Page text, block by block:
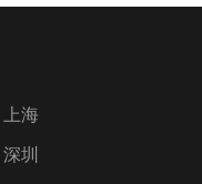
上海
深圳